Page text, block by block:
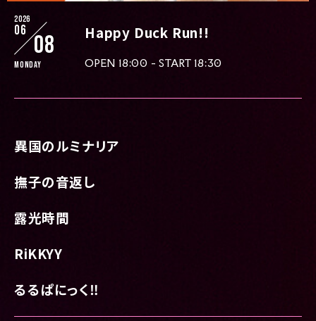
2026
06
08
Monday
Happy Duck Run!!
OPEN 18:00 - START 18:30
異国のルミナリア
撫子の音返し
露光時間
RiKKYY
るるぱにっく‼︎